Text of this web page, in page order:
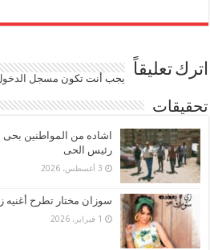
اترك تعليقاً يجب أنت تكون مسجل
تحقيقات
اشاده من المواطنين بحى
رئيس الحى
3 أغسطس، 2026
سوزان مختار تطرح أغنيه
1 فبراير، 2026